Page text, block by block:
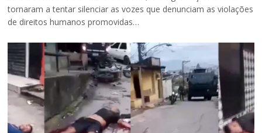
tornaram a tentar silenciar as vozes que denunciam as violações
de direitos humanos promovidas…